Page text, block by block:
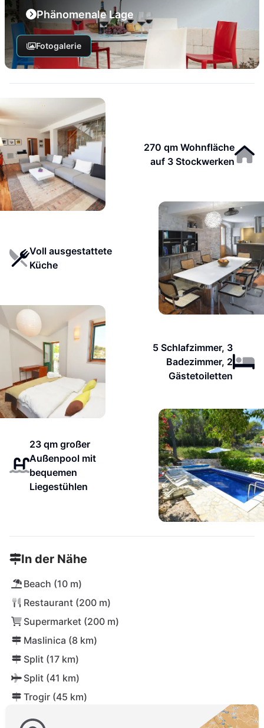
Phänomenale Lage
Fotogalerie
270 qm Wohnfläche
auf 3 Stockwerken
Voll ausgestattete
Küche
5 Schlafzimmer, 3
Badezimmer, 2
Gästetoiletten
23 qm großer
Außenpool mit
bequemen
Liegestühlen
In der Nähe
Beach (10 m)
Restaurant (200 m)
Supermarket (200 m)
Maslinica (8 km)
Split (17 km)
Split (41 km)
Trogir (45 km)